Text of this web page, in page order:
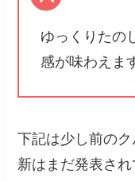
ゆっくりたの
感が味わえま
下記は少し前の
新はまだ発表さ